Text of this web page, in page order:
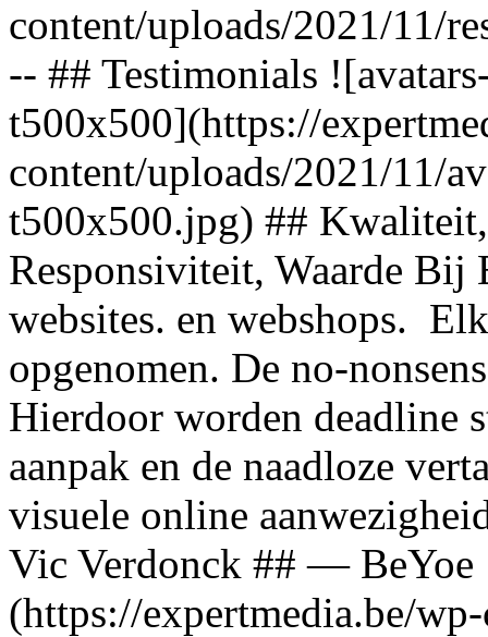
content/uploads/2021/11/
-- ## Testimonials
t500x500](https://
content/uploads/2021/11/
t500x500.jpg) ##
Responsiviteit, Waarde Bij
websites. en webshops.
opgenomen. De no-
Hierdoor worden deadline
aanpak en de naadloze
visuele online
Vic Verdonck ## — BeYoe
(https://expertmedia.be/